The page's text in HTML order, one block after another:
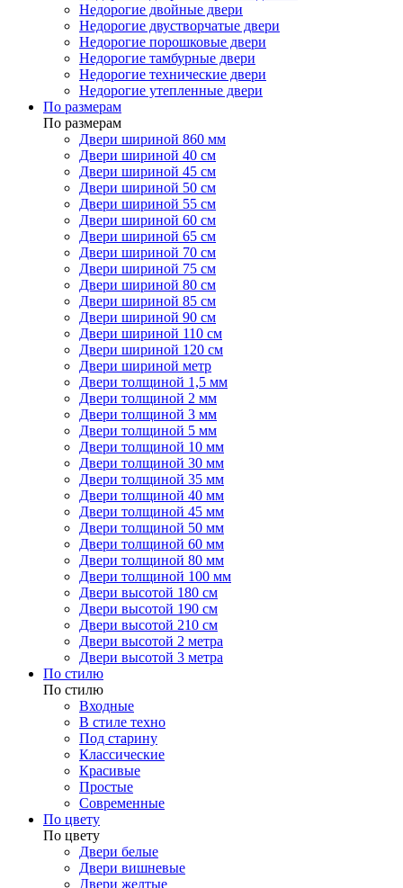
Недорогие двойные двери
Недорогие двустворчатые двери
Недорогие порошковые двери
Недорогие тамбурные двери
Недорогие технические двери
Недорогие утепленные двери
По размерам
По размерам
Двери шириной 860 мм
Двери шириной 40 см
Двери шириной 45 см
Двери шириной 50 см
Двери шириной 55 см
Двери шириной 60 см
Двери шириной 65 см
Двери шириной 70 см
Двери шириной 75 см
Двери шириной 80 см
Двери шириной 85 см
Двери шириной 90 см
Двери шириной 110 см
Двери шириной 120 см
Двери шириной метр
Двери толщиной 1,5 мм
Двери толщиной 2 мм
Двери толщиной 3 мм
Двери толщиной 5 мм
Двери толщиной 10 мм
Двери толщиной 30 мм
Двери толщиной 35 мм
Двери толщиной 40 мм
Двери толщиной 45 мм
Двери толщиной 50 мм
Двери толщиной 60 мм
Двери толщиной 80 мм
Двери толщиной 100 мм
Двери высотой 180 см
Двери высотой 190 см
Двери высотой 210 см
Двери высотой 2 метра
Двери высотой 3 метра
По стилю
По стилю
Входные
В стиле техно
Под старину
Классические
Красивые
Простые
Современные
По цвету
По цвету
Двери белые
Двери вишневые
Двери желтые